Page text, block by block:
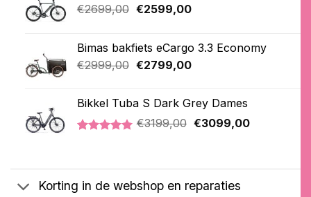
€2699,00 Oorspronkelijke
€2699,00.
€2599,00Huidige
€2599,00.
Bimas bakfiets eCargo 3.3 Economy
€2999,00 Oorspronkelijke
€2999,00.
€2799,00Huidige
€2799,00.
Bikkel Tuba S Dark Grey Dames
klantbeoordeling
€3199,00 Oorspronkelijke
€3099,00Huidige
Korting in de webshop en reparaties